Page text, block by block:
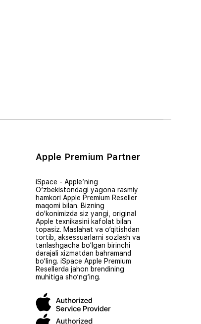
Apple Premium Partner
iSpace - Apple’ning
O‘zbekistondagi yagona rasmiy
hamkori Apple Premium Reseller
maqomi bilan. Bizning
do‘konimizda siz yangi, original
Apple texnikasini kafolat bilan
topasiz. Maslahat va o‘qitishdan
tortib, aksessuarlarni sozlash va
tanlashgacha bo‘lgan birinchi
darajali xizmatdan bahramand
bo‘ling. iSpace Apple Premium
Resellerda jahon brendining
muhitiga sho‘ng‘ing.